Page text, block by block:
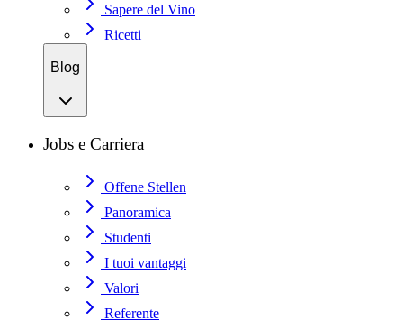
Sapere del Vino
Ricetti
Blog
Jobs e Carriera
Offene Stellen
Panoramica
Studenti
I tuoi vantaggi
Valori
Referente